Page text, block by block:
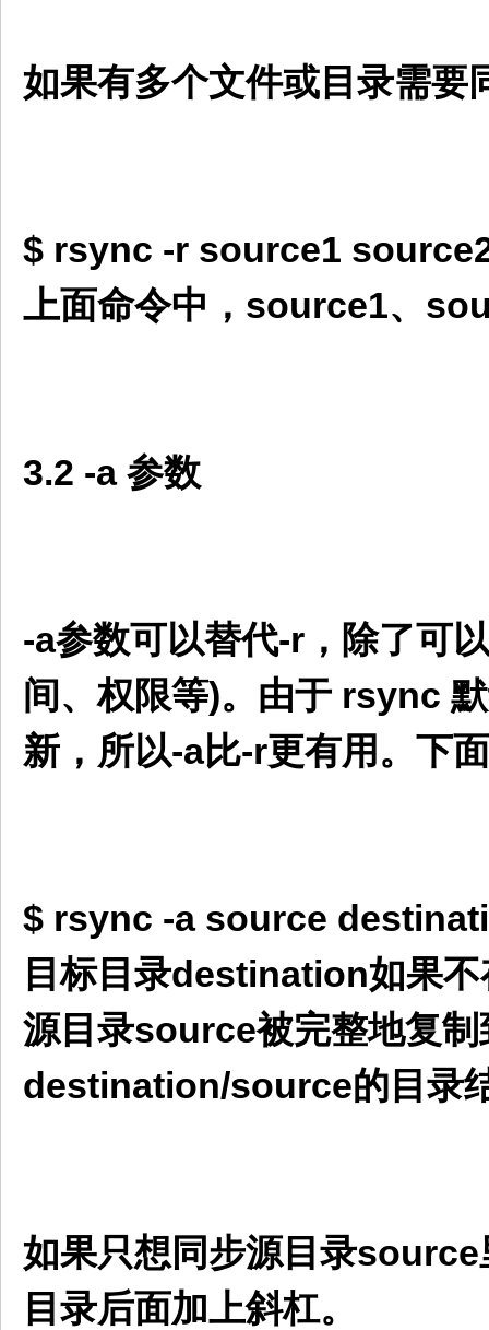
如果有多个文件或目录需要
$ rsync -r source1
上面命令中，source1、
3.2 -a 参数
-a参数可以替代-r，除了可
间、权限等)。由于 rsync
新，所以-a比-r更有用。下
$ rsync -a source
目标目录destination如果
源目录source被完整地复
destination/source的目录
如果只想同步源目录
目录后面加上斜杠。